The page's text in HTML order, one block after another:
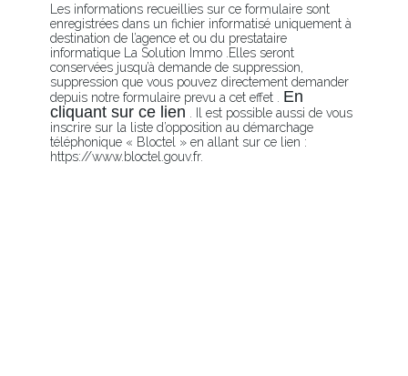
Les informations recueillies sur ce formulaire sont
enregistrées dans un fichier informatisé uniquement à
destination de l’agence et ou du prestataire
informatique La Solution Immo .Elles seront
conservées jusqu’à demande de suppression,
suppression que vous pouvez directement demander
depuis notre formulaire prevu a cet effet . En
cliquant sur ce lien . Il est possible aussi de vous
inscrire sur la liste d’opposition au démarchage
téléphonique « Bloctel » en allant sur ce lien :
https://www.bloctel.gouv.fr.